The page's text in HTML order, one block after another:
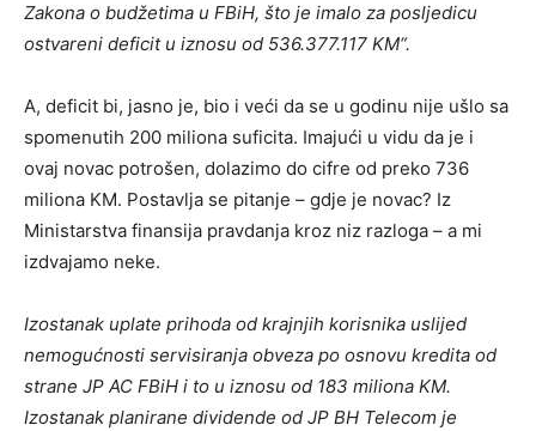
Zakona o budžetima u FBiH, što je imalo za posljedicu
ostvareni deficit u iznosu od 536.377.117 KM“.
A, deficit bi, jasno je, bio i veći da se u godinu nije ušlo sa
spomenutih 200 miliona suficita. Imajući u vidu da je i
ovaj novac potrošen, dolazimo do cifre od preko 736
miliona KM. Postavlja se pitanje – gdje je novac? Iz
Ministarstva finansija pravdanja kroz niz razloga – a mi
izdvajamo neke.
Izostanak uplate prihoda od krajnjih korisnika uslijed
nemogućnosti servisiranja obveza po osnovu kredita od
strane JP AC FBiH i to u iznosu od 183 miliona KM.
Izostanak planirane dividende od JP BH Telecom je